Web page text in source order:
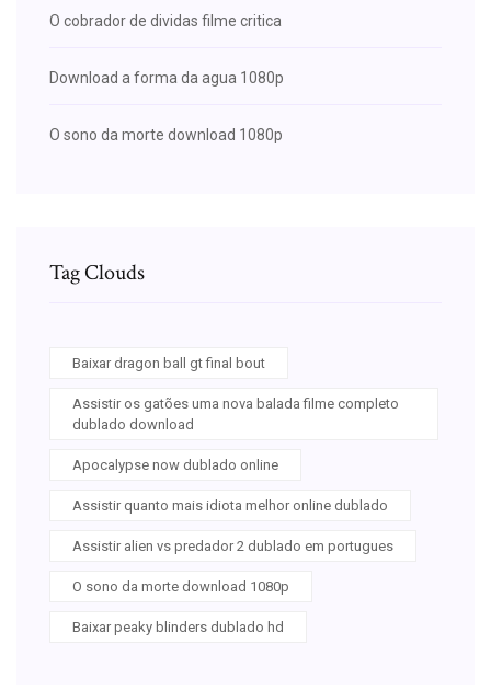
O cobrador de dividas filme critica
Download a forma da agua 1080p
O sono da morte download 1080p
Tag Clouds
Baixar dragon ball gt final bout
Assistir os gatões uma nova balada filme completo
dublado download
Apocalypse now dublado online
Assistir quanto mais idiota melhor online dublado
Assistir alien vs predador 2 dublado em portugues
O sono da morte download 1080p
Baixar peaky blinders dublado hd